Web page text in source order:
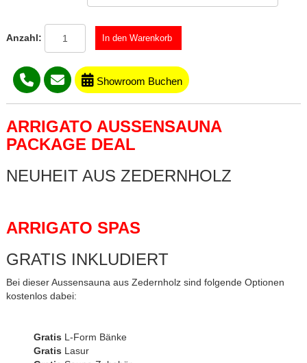
Anzahl:
Showroom Buchen
ARRIGATO AUSSENSAUNA
PACKAGE DEAL
NEUHEIT AUS ZEDERNHOLZ
ARRIGATO SPAS
GRATIS INKLUDIERT
Bei dieser Aussensauna aus Zedernholz sind folgende Optionen
kostenlos dabei:
Gratis L-Form Bänke
Gratis Lasur